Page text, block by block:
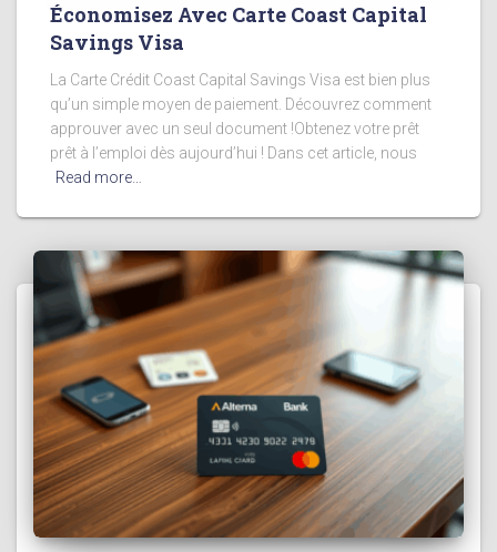
Économisez Avec Carte Coast Capital
Savings Visa
La Carte Crédit Coast Capital Savings Visa est bien plus
qu’un simple moyen de paiement. Découvrez comment
approuver avec un seul document !Obtenez votre prêt
prêt à l’emploi dès aujourd’hui ! Dans cet article, nous
Read more…